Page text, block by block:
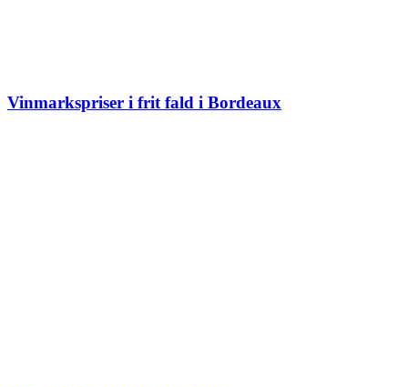
Vinmarkspriser i frit fald i Bordeaux